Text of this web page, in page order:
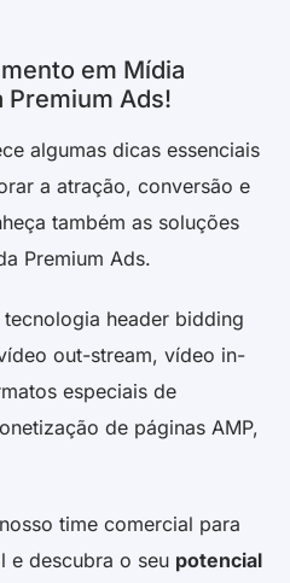
em Mídia
Premium Ads!
algumas dicas essenciais
a atração, conversão e
também as soluções
Premium Ads.
header bidding
out-stream, vídeo in-
especiais de
de páginas AMP,
time comercial para
e descubra o seu potencial